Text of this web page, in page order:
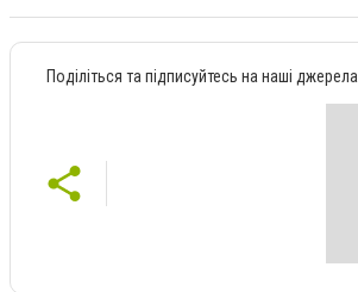
Поділіться та підписуйтесь на наші джерела